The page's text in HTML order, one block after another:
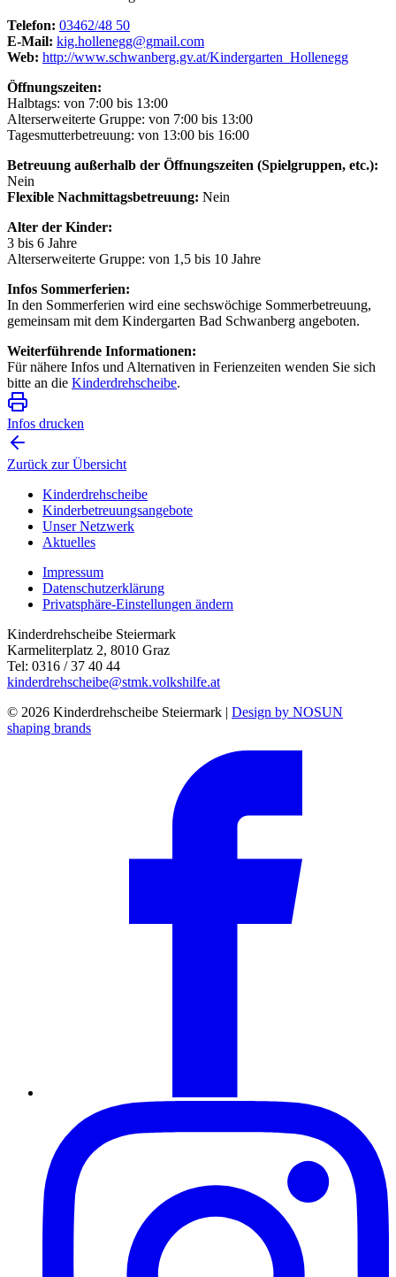
Telefon: 03462/48 50
E-Mail: kig.hollenegg@gmail.com
Web: http://www.schwanberg.gv.at/Kindergarten_Hollenegg
Öffnungszeiten:
Halbtags: von 7:00 bis 13:00
Alterserweiterte Gruppe: von 7:00 bis 13:00
Tagesmutterbetreuung: von 13:00 bis 16:00
Betreuung außerhalb der Öffnungszeiten (Spielgruppen, etc.):
Nein
Flexible Nachmittagsbetreuung: Nein
Alter der Kinder:
3 bis 6 Jahre
Alterserweiterte Gruppe: von 1,5 bis 10 Jahre
Infos Sommerferien:
In den Sommerferien wird eine sechswöchige Sommerbetreuung,
gemeinsam mit dem Kindergarten Bad Schwanberg angeboten.
Weiterführende Informationen:
Für nähere Infos und Alternativen in Ferienzeiten wenden Sie sich
bitte an die Kinderdrehscheibe.
Infos drucken
Zurück zur Übersicht
Kinderdrehscheibe
Kinderbetreuungs­angebote
Unser Netzwerk
Aktuelles
Impressum
Datenschutzerklärung
Privatsphäre-Einstellungen ändern
Kinderdrehscheibe Steiermark
Karmeliterplatz 2, 8010 Graz
Tel: 0316 / 37 40 44
kinderdrehscheibe@stmk.volkshilfe.at
© 2026 Kinderdrehscheibe Steiermark | Design by NOSUN
shaping brands